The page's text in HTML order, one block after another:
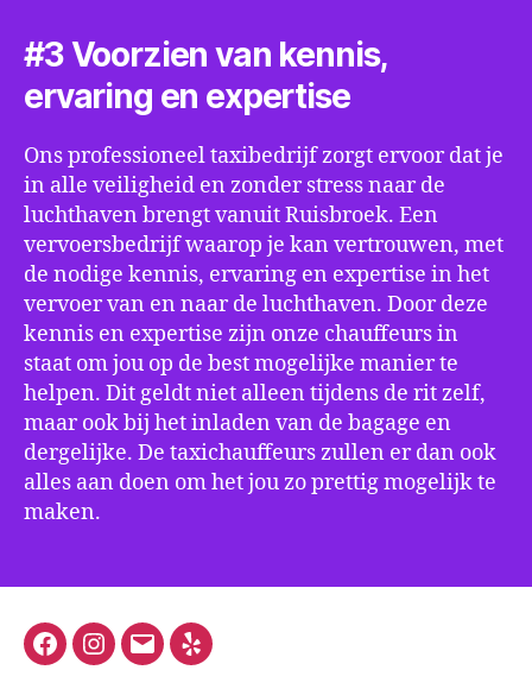
#3 Voorzien van kennis,
ervaring en expertise
Ons professioneel taxibedrijf zorgt ervoor dat je
in alle veiligheid en zonder stress naar de
luchthaven brengt vanuit Ruisbroek. Een
vervoersbedrijf waarop je kan vertrouwen, met
de nodige kennis, ervaring en expertise in het
vervoer van en naar de luchthaven. Door deze
kennis en expertise zijn onze chauffeurs in
staat om jou op de best mogelijke manier te
helpen. Dit geldt niet alleen tijdens de rit zelf,
maar ook bij het inladen van de bagage en
dergelijke. De taxichauffeurs zullen er dan ook
alles aan doen om het jou zo prettig mogelijk te
maken.
FacebookInstagram
E-
Yelp